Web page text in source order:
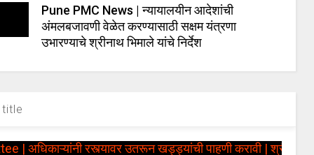
Pune PMC News | न्यायालयीन आदेशांची
अंमलबजावणी वेळेत करण्यासाठी सक्षम यंत्रणा
उभारण्याचे श्रीनाथ भिमाले यांचे निर्देश